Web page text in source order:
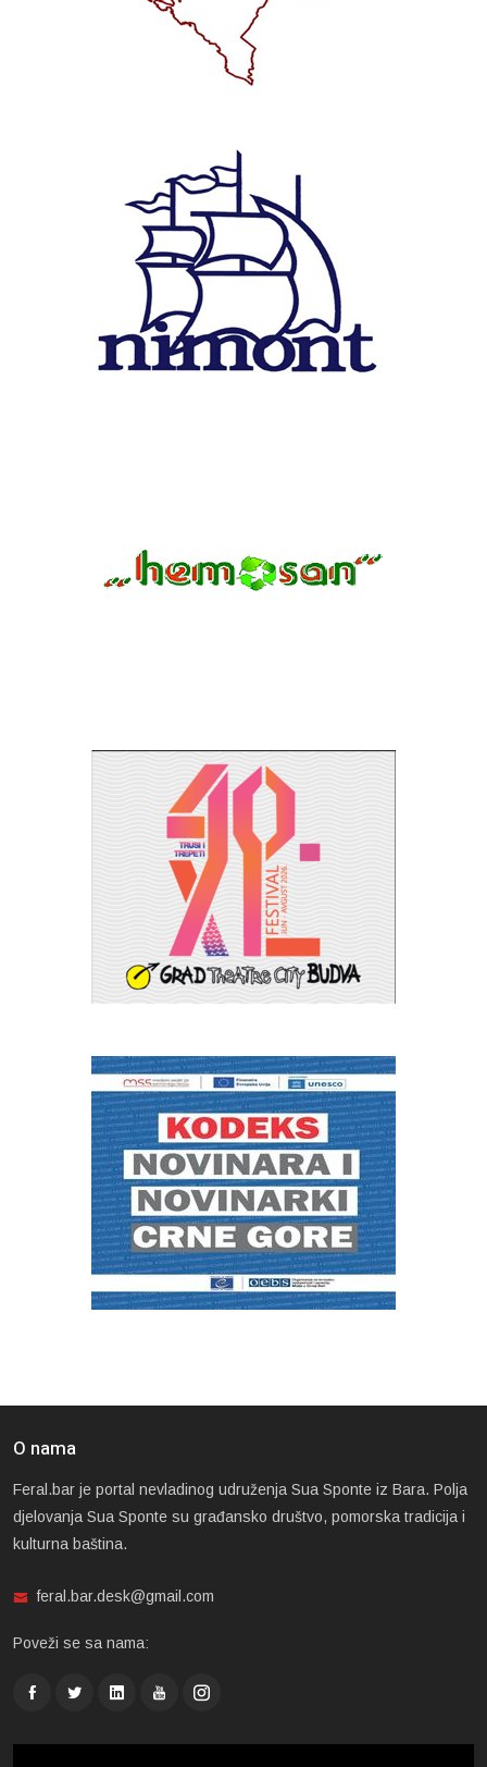
O nama
Feral.bar je portal nevladinog udruženja Sua Sponte iz Bara. Polja
djelovanja Sua Sponte su građansko društvo, pomorska tradicija i
kulturna baština.
feral.bar.desk@gmail.com
Poveži se sa nama: